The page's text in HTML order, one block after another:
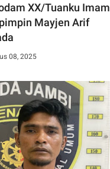
XX/Tuanku Imam
Mayjen Arif
08, 2025